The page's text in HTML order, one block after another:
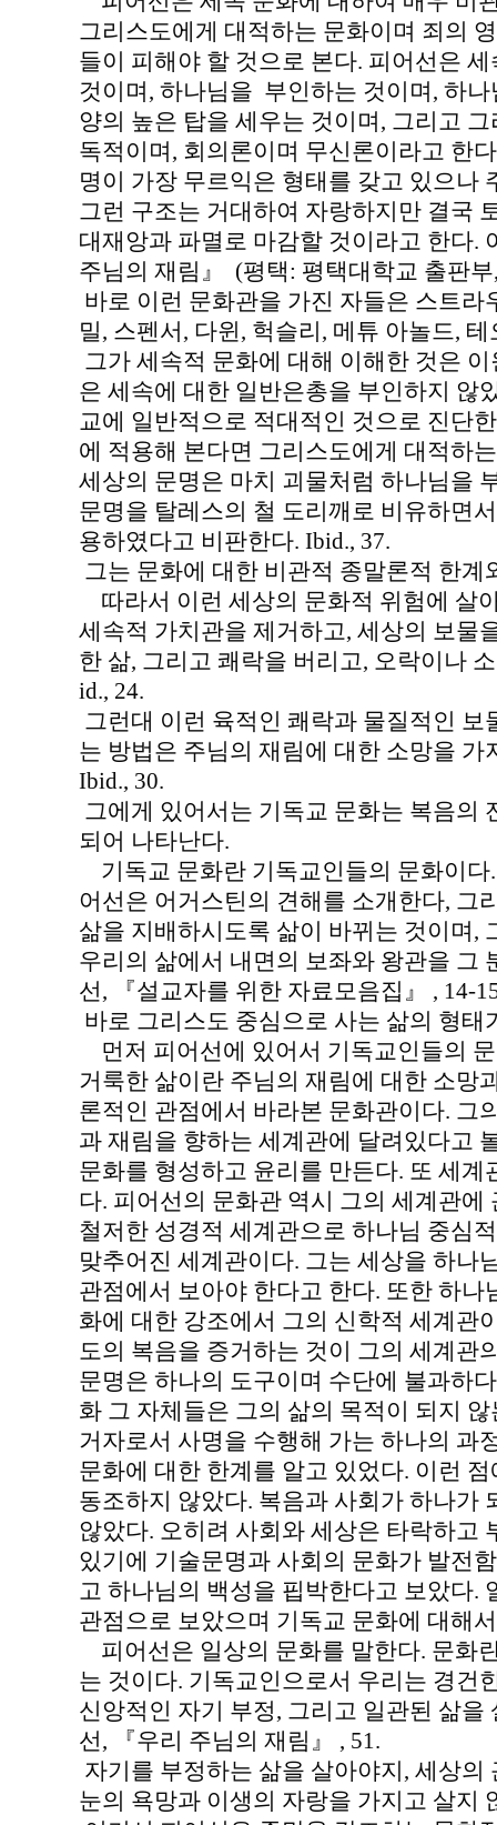
그리스도에게 대적하는 문화이며 죄의
들이 피해야 할 것으로 본다. 피어선은
것이며, 하나님을 부인하는 것이며, 하
양의 높은 탑을 세우는 것이며, 그리고
독적이며, 회의론이며 무신론이라고 한
명이 가장 무르익은 형태를 갖고 있으나
그런 구조는 거대하여 자랑하지만 결국
대재앙과 파멸로 마감할 것이라고 한다.
주님의 재림』 (평택: 평택대학교 출판부
바로 이런 문화관을 가진 자들은 스트라
밀, 스펜서, 다윈, 헉슬리, 메튜 아놀드,
그가 세속적 문화에 대해 이해한 것은
은 세속에 대한 일반은총을 부인하지 않
교에 일반적으로 적대적인 것으로 진단
에 적용해 본다면 그리스도에게 대적하
세상의 문명은 마치 괴물처럼 하나님을
문명을 탈레스의 철 도리깨로 비유하면
용하였다고 비판한다. Ibid., 37.
그는 문화에 대한 비관적 종말론적 한계
따라서 이런 세상의 문화적 위험에 살
세속적 가치관을 제거하고, 세상의 보물
한 삶, 그리고 쾌락을 버리고, 오락이나
id., 24.
그런대 이런 육적인 쾌락과 물질적인
는 방법은 주님의 재림에 대한 소망을 가
Ibid., 30.
그에게 있어서는 기독교 문화는 복음의
되어 나타난다.
기독교 문화란 기독교인들의 문화이다
어선은 어거스틴의 견해를 소개한다, 그
삶을 지배하시도록 삶이 바뀌는 것이며,
우리의 삶에서 내면의 보좌와 왕관을 그
선, 『설교자를 위한 자료모음집』 , 14-
바로 그리스도 중심으로 사는 삶의 형태
먼저 피어선에 있어서 기독교인들의
거룩한 삶이란 주님의 재림에 대한 소망
론적인 관점에서 바라본 문화관이다. 그
과 재림을 향하는 세계관에 달려있다고
문화를 형성하고 윤리를 만든다. 또 세
다. 피어선의 문화관 역시 그의 세계관
철저한 성경적 세계관으로 하나님 중심
맞추어진 세계관이다. 그는 세상을 하나
관점에서 보아야 한다고 한다. 또한 하
화에 대한 강조에서 그의 신학적 세계관
도의 복음을 증거하는 것이 그의 세계관
문명은 하나의 도구이며 수단에 불과하
화 그 자체들은 그의 삶의 목적이 되지
거자로서 사명을 수행해 가는 하나의 과
문화에 대한 한계를 알고 있었다. 이런
동조하지 않았다. 복음과 사회가 하나가
않았다. 오히려 사회와 세상은 타락하고
있기에 기술문명과 사회의 문화가 발전
고 하나님의 백성을 핍박한다고 보았다.
관점으로 보았으며 기독교 문화에 대해
피어선은 일상의 문화를 말한다. 문화
는 것이다. 기독교인으로서 우리는 경건
신앙적인 자기 부정, 그리고 일관된 삶을
선, 『우리 주님의 재림』 , 51.
자기를 부정하는 삶을 살아야지, 세상의
눈의 욕망과 이생의 자랑을 가지고 살지